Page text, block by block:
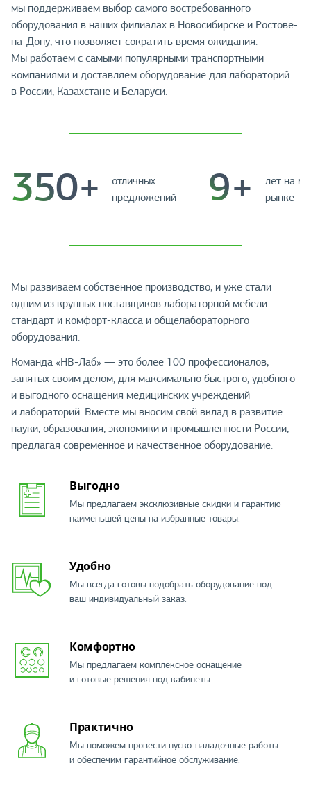
мы поддерживаем выбор самого востребованного
оборудования в наших филиалах в Новосибирске и Ростове-
на-Дону, что позволяет сократить время ожидания.
Мы работаем с самыми популярными транспортными
компаниями и доставляем оборудование для лабораторий
в России, Казахстане и Беларуси.
350+
отличных
предложений
9+
лет на
рынке
Мы развиваем собственное производство, и уже стали
одним из крупных поставщиков лабораторной мебели
стандарт и комфорт-класса и общелабораторного
оборудования.
Команда «НВ-Лаб» — это более 100 профессионалов,
занятых своим делом, для максимально быстрого, удобного
и выгодного оснащения медицинских учреждений
и лабораторий. Вместе мы вносим свой вклад в развитие
науки, образования, экономики и промышленности России,
предлагая современное и качественное оборудование.
Выгодно
Мы предлагаем эксклюзивные скидки и гарантию
наименьшей цены на избранные товары.
Удобно
Мы всегда готовы подобрать оборудование под
ваш индивидуальный заказ.
Комфортно
Мы предлагаем комплексное оснащение
и готовые решения под кабинеты.
Практично
Мы поможем провести пуско-наладочные работы
и обеспечим гарантийное обслуживание.